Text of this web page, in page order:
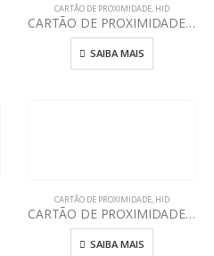
CARTÃO DE PROXIMIDADE, HID
CARTÃO DE PROXIMIDADE HID ICLASS® SEOS™ 8K ISO – 5006
SAIBA MAIS
CARTÃO DE PROXIMIDADE, HID
CARTÃO DE PROXIMIDADE ICLASS® CLAMSHELL 2080
SAIBA MAIS